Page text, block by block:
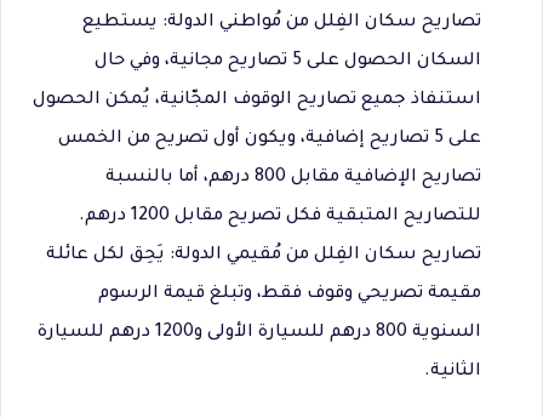
تصاريح سكان الفِلل من مُواطني الدولة: يستطيع
السكان الحصول على 5 تصاريح مجانية، وفي حال
استنفاذ جميع تصاريح الوقوف المجّانية، يُمكن الحصول
على 5 تصاريح إضافية، ويكون أول تصريح من الخمس
تصاريح الإضافية مقابل 800 درهم، أما بالنسبة
للتصاريح المتبقية فكل تصريح مقابل 1200 درهم.
تصاريح سكان الفِلل من مُقيمي الدولة: يَحِق لكل عائلة
مقيمة تصريحي وقوف فقط، وتبلغ قيمة الرسوم
السنوية 800 درهم للسيارة الأولى و1200 درهم للسيارة
الثانية.